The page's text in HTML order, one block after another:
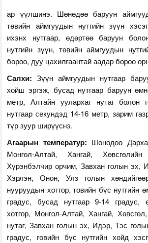
ар үүлшинэ. Шөнөдөө баруун
төвийн аймгуудын нутгийн зүүн
ихэнх нутгаар, өдөртөө баруун
нутгийн зүүн, төвийн аймгуудын
бороо, дуу цахилгаантай аадар бороо
Салхи: Зүүн аймгуудын нутгаар
хойш эргэж, бусад нутгаар баруун
метр, Алтайн уулархаг нутаг болон
нутгаар секундэд 14-16 метр, зарим
түр зуур ширүүснэ.
Агаарын температур: Шөнөдөө
Монгол-Алтай, Хангай,
Хүрэнбэлчир орчим, Завхан голын эх,
Хэрлэн, Онон, Улз голын
нууруудын хотгор, говийн бүс нутгийн
градус, бусад нутгаар 9-14 градус,
хотгор, Монгол-Алтай, Хангай,
нутаг, Завхан голын эх, Идэр, Тэс
градус, говийн бүс нутгийн хойд